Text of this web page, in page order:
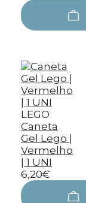
LEGO
Caneta
Gel Lego |
Vermelho
| 1 UNI
6,20€